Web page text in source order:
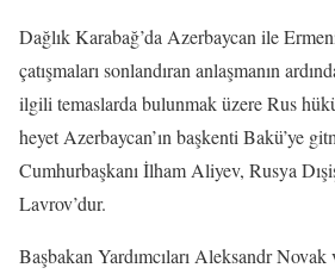
Dağlık Karabağ’da Azerbaycan ile
çatışmaları sonlandıran anlaşmanın
ilgili temaslarda bulunmak üzere Rus
heyet Azerbaycan’ın başkenti Bakü’ye
Cumhurbaşkanı İlham Aliyev, Rusya
Lavrov’dur.
Başbakan Yardımcıları Aleksandr